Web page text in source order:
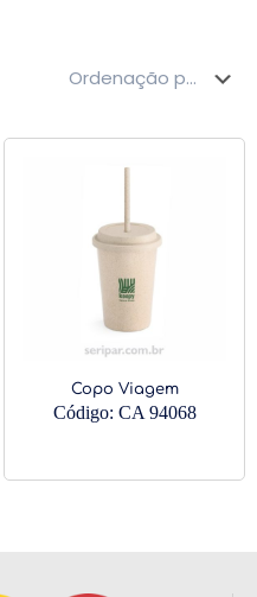
Copo Viagem
Código: CA 94068